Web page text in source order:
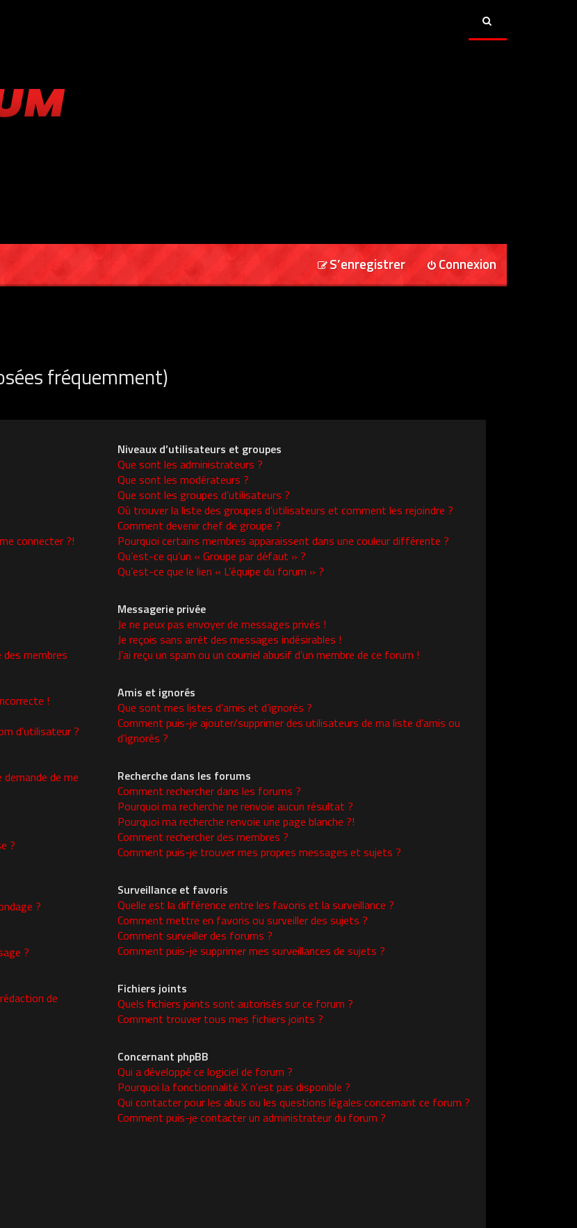
Connexion
S’enregistrer
fréquemment)
connecter ?!
des membres
!
d’utilisateur ?
de me
?
?
?
de
Niveaux d’utilisateurs et groupes
Que sont les administrateurs ?
Que sont les modérateurs ?
Que sont les groupes d’utilisateurs ?
Où trouver la liste des groupes d’utilisateurs et comment les rejoindre ?
Comment devenir chef de groupe ?
Pourquoi certains membres apparaissent dans une couleur différente ?
Qu’est-ce qu’un « Groupe par défaut » ?
Qu’est-ce que le lien « L’équipe du forum » ?
Messagerie privée
Je ne peux pas envoyer de messages privés !
Je reçois sans arrêt des messages indésirables !
J’ai reçu un spam ou un courriel abusif d’un membre de ce forum !
Amis et ignorés
Que sont mes listes d’amis et d’ignorés ?
Comment puis-je ajouter/supprimer des utilisateurs de ma liste d’amis ou
d’ignorés ?
Recherche dans les forums
Comment rechercher dans les forums ?
Pourquoi ma recherche ne renvoie aucun résultat ?
Pourquoi ma recherche renvoie une page blanche ?!
Comment rechercher des membres ?
Comment puis-je trouver mes propres messages et sujets ?
Surveillance et favoris
Quelle est la différence entre les favoris et la surveillance ?
Comment mettre en favoris ou surveiller des sujets ?
Comment surveiller des forums ?
Comment puis-je supprimer mes surveillances de sujets ?
Fichiers joints
Quels fichiers joints sont autorisés sur ce forum ?
Comment trouver tous mes fichiers joints ?
Concernant phpBB
Qui a développé ce logiciel de forum ?
Pourquoi la fonctionnalité X n’est pas disponible ?
Qui contacter pour les abus ou les questions légales concernant ce forum ?
Comment puis-je contacter un administrateur du forum ?